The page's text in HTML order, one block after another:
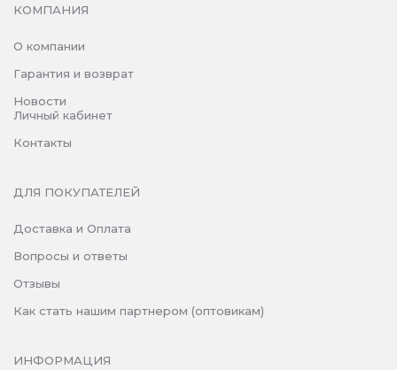
КОМПАНИЯ
О компании
Гарантия и возврат
Новости
Личный кабинет
Контакты
ДЛЯ ПОКУПАТЕЛЕЙ
Доставка и Оплата
Вопросы и ответы
Отзывы
Как стать нашим партнером (оптовикам)
ИНФОРМАЦИЯ